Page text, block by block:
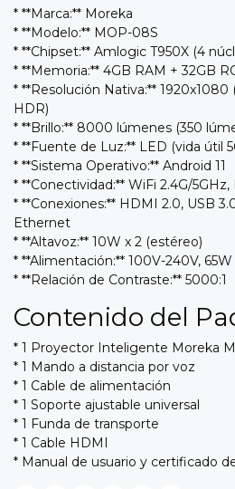
* **Marca:** Moreka
* **Modelo:** MOP-08S
* **Chipset:** Amlogic T950X (4
* **Memoria:** 4GB RAM + 32GB
* **Resolución Nativa:**
HDR)
* **Brillo:** 8000 lúmenes (350
* **Fuente de Luz:** LED (vida útil
* **Sistema Operativo:** Android 11
* **Conectividad:** WiFi 2.4G/
* **Conexiones:** HDMI 2.0, USB
Ethernet
* **Altavoz:** 10W x 2 (estéreo)
* **Alimentación:** 100V-240V, 65W
* **Relación de Contraste:** 5000:1
Contenido del
* 1 Proyector Inteligente Moreka
* 1 Mando a distancia por voz
* 1 Cable de alimentación
* 1 Soporte ajustable universal
* 1 Funda de transporte
* 1 Cable HDMI
* Manual de usuario y certificado